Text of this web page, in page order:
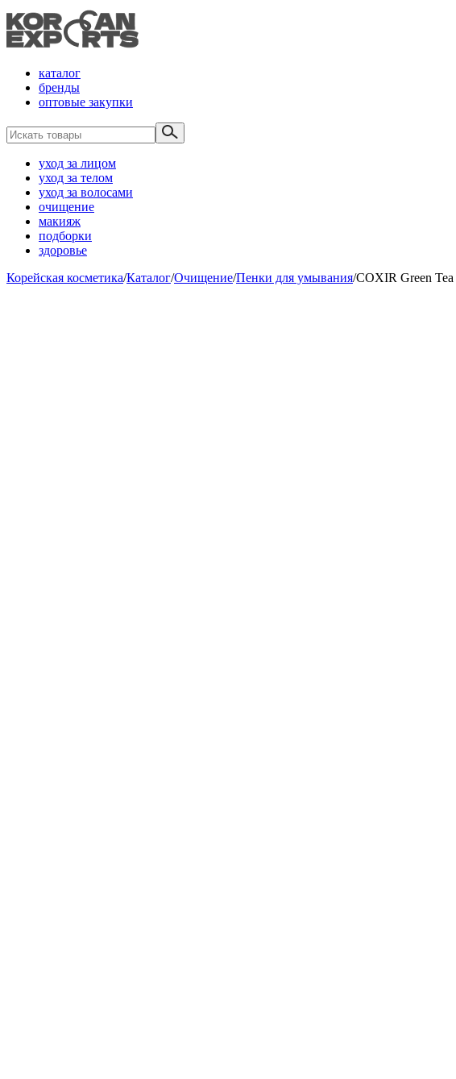
каталог
бренды
оптовые закупки
уход за лицом
уход за телом
уход за волосами
очищение
макияж
подборки
здоровье
Корейская косметика/Каталог/Очищение/Пенки для умывания/COXIR Green Tea